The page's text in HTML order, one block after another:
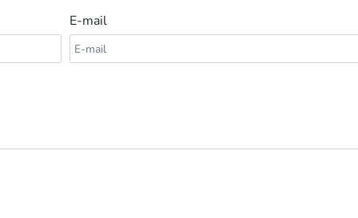
E-mail